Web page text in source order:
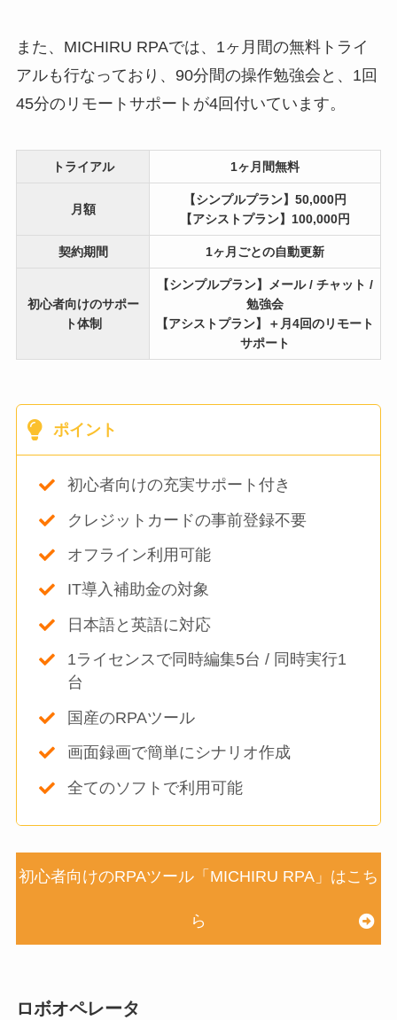
また、MICHIRU RPAでは、1ヶ月間の無料トライ
アルも行なっており、90分間の操作勉強会と、1回
45分のリモートサポートが4回付いています。
トライアル 1ヶ月間無料
月額
【シンプルプラン】50,000円
【アシストプラン】100,000円
契約期間 1ヶ月ごとの自動更新
初心者向けのサポー
ト体制
【シンプルプラン】メール / チャット /
勉強会
【アシストプラン】＋月4回のリモート
サポート
ポイント
初心者向けの充実サポート付き
クレジットカードの事前登録不要
オフライン利用可能
IT導入補助金の対象
日本語と英語に対応
1ライセンスで同時編集5台 / 同時実行1
台
国産のRPAツール
画面録画で簡単にシナリオ作成
全てのソフトで利用可能
初心者向けのRPAツール「MICHIRU RPA」はこち
ら
ロボオペレータ